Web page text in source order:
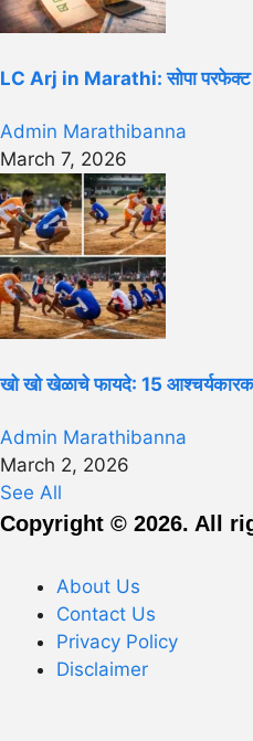
LC Arj in Marathi: सोपा परफेक्ट
Admin Marathibanna
March 7, 2026
खो खो खेळाचे फायदे: 15
Admin Marathibanna
March 2, 2026
See All
Copyright © 2026. All
About Us
Contact Us
Privacy Policy
Disclaimer